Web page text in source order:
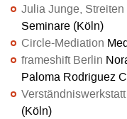
Julia Junge,
Seminare (Köln)
Circle-Mediation
frameshift Berlin
Paloma Rodriguez
Verständniswerkstatt
(Köln)